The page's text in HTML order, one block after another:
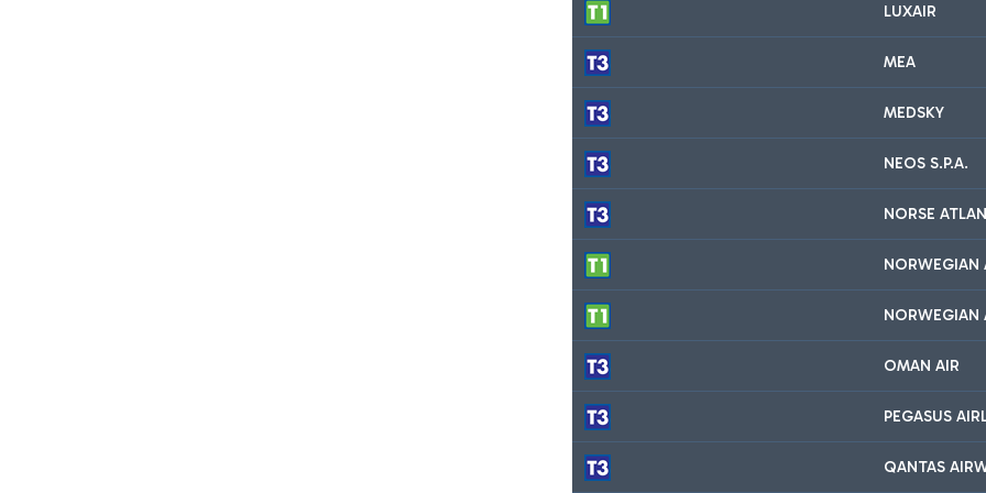
LUXAIR
MEA
MEDSKY
NEOS S.P.A.
NORSE
NORWEGIAN
NORWEGIAN
OMAN AIR
PEGASUS
QANTAS